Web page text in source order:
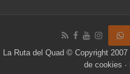
La Ruta del Quad © Copyright 2007
de cookies